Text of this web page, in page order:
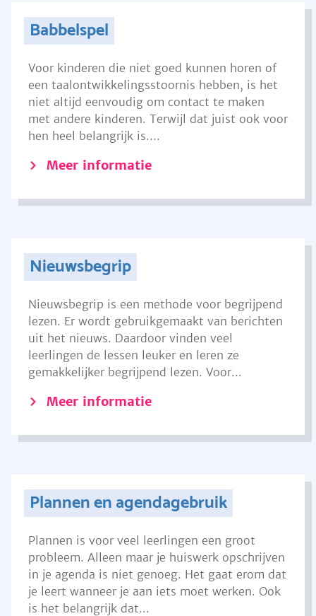
Babbelspel
Voor kinderen die niet goed kunnen horen of
een taalontwikkelingsstoornis hebben, is het
niet altijd eenvoudig om contact te maken
met andere kinderen. Terwijl dat juist ook voor
hen heel belangrijk is....
Meer informatie
Nieuwsbegrip
Nieuwsbegrip is een methode voor begrijpend
lezen. Er wordt gebruikgemaakt van berichten
uit het nieuws. Daardoor vinden veel
leerlingen de lessen leuker en leren ze
gemakkelijker begrijpend lezen. Voor...
Meer informatie
Plannen en agendagebruik
Plannen is voor veel leerlingen een groot
probleem. Alleen maar je huiswerk opschrijven
in je agenda is niet genoeg. Het gaat erom dat
je leert wanneer je aan iets moet werken. Ook
is het belangrijk dat...